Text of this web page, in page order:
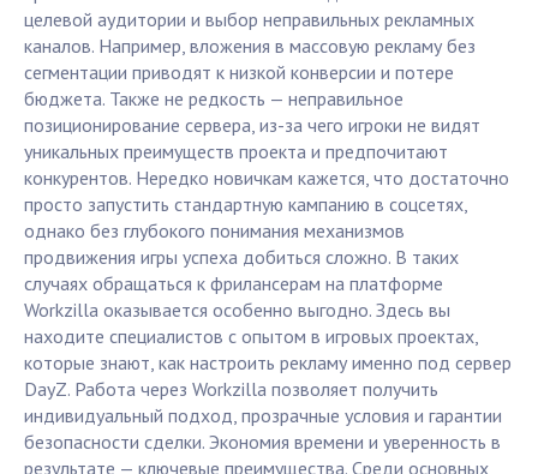
целевой аудитории и выбор неправильных рекламных
каналов. Например, вложения в массовую рекламу без
сегментации приводят к низкой конверсии и потере
бюджета. Также не редкость — неправильное
позиционирование сервера, из-за чего игроки не видят
уникальных преимуществ проекта и предпочитают
конкурентов. Нередко новичкам кажется, что достаточно
просто запустить стандартную кампанию в соцсетях,
однако без глубокого понимания механизмов
продвижения игры успеха добиться сложно. В таких
случаях обращаться к фрилансерам на платформе
Workzilla оказывается особенно выгодно. Здесь вы
находите специалистов с опытом в игровых проектах,
которые знают, как настроить рекламу именно под сервер
DayZ. Работа через Workzilla позволяет получить
индивидуальный подход, прозрачные условия и гарантии
безопасности сделки. Экономия времени и уверенность в
результате — ключевые преимущества. Среди основных